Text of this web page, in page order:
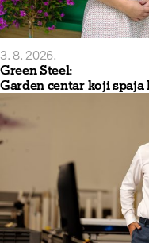
3. 8. 2026.
Green Steel:
Garden centar koji